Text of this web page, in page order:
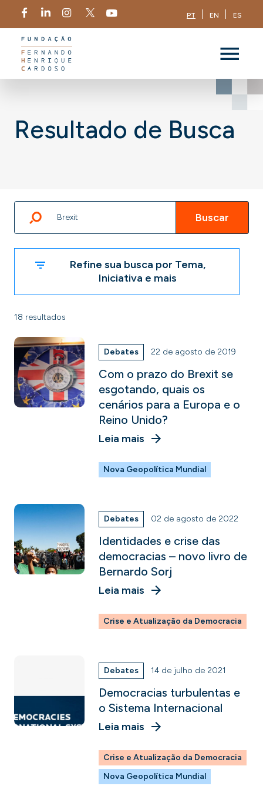
PT EN ES
Resultado de Busca
Buscar
Refine sua busca por Tema,
Iniciativa e mais
18 resultados
Debates 22 de agosto de 2019
Com o prazo do Brexit se
esgotando, quais os
cenários para a Europa e o
Reino Unido?
Leia mais
Nova Geopolítica Mundial
Debates 02 de agosto de 2022
Identidades e crise das
democracias – novo livro de
Bernardo Sorj
Leia mais
Crise e Atualização da Democracia
Debates 14 de julho de 2021
Democracias turbulentas e
o Sistema Internacional
Leia mais
Crise e Atualização da Democracia
Nova Geopolítica Mundial